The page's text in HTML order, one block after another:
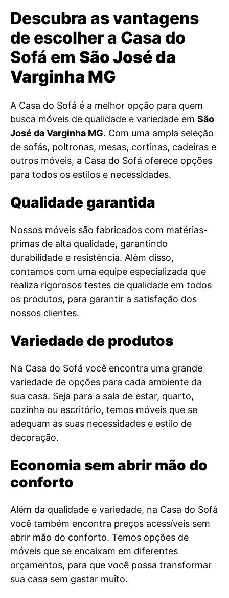
Descubra as vantagens
de escolher a Casa do
Sofá em São José da
Varginha MG
A Casa do Sofá é a melhor opção para quem
busca móveis de qualidade e variedade em São
José da Varginha MG. Com uma ampla seleção
de sofás, poltronas, mesas, cortinas, cadeiras e
outros móveis, a Casa do Sofá oferece opções
para todos os estilos e necessidades.
Qualidade garantida
Nossos móveis são fabricados com matérias-
primas de alta qualidade, garantindo
durabilidade e resistência. Além disso,
contamos com uma equipe especializada que
realiza rigorosos testes de qualidade em todos
os produtos, para garantir a satisfação dos
nossos clientes.
Variedade de produtos
Na Casa do Sofá você encontra uma grande
variedade de opções para cada ambiente da
sua casa. Seja para a sala de estar, quarto,
cozinha ou escritório, temos móveis que se
adequam às suas necessidades e estilo de
decoração.
Economia sem abrir mão do
conforto
Além da qualidade e variedade, na Casa do Sofá
você também encontra preços acessíveis sem
abrir mão do conforto. Temos opções de
móveis que se encaixam em diferentes
orçamentos, para que você possa transformar
sua casa sem gastar muito.